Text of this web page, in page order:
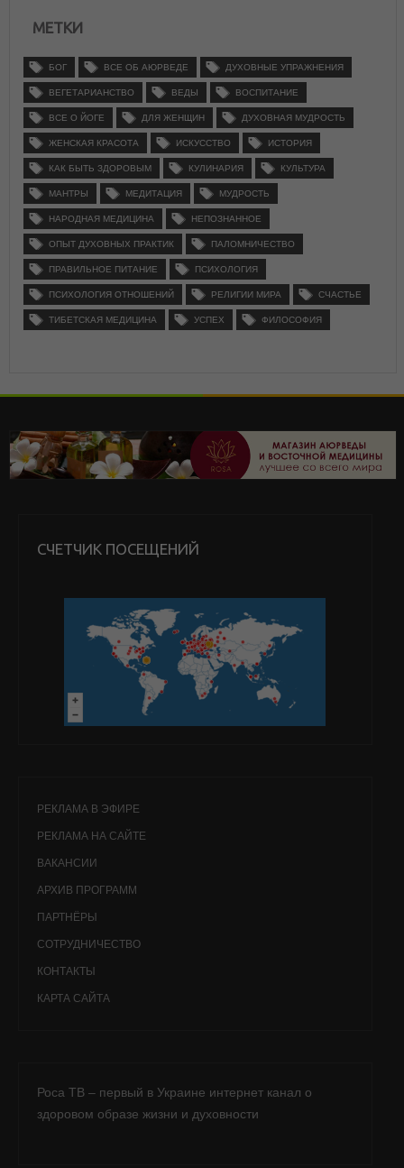
МЕТКИ
БОГ ВСЕ ОБ АЮРВЕДЕ ДУХОВНЫЕ УПРАЖНЕНИЯ
ВЕГЕТАРИАНСТВО ВЕДЫ ВОСПИТАНИЕ
ВСЕ О ЙОГЕ ДЛЯ ЖЕНЩИН ДУХОВНАЯ МУДРОСТЬ
ЖЕНСКАЯ КРАСОТА ИСКУССТВО ИСТОРИЯ
КАК БЫТЬ ЗДОРОВЫМ КУЛИНАРИЯ КУЛЬТУРА
МАНТРЫ МЕДИТАЦИЯ МУДРОСТЬ
НАРОДНАЯ МЕДИЦИНА НЕПОЗНАННОЕ
ОПЫТ ДУХОВНЫХ ПРАКТИК ПАЛОМНИЧЕСТВО
ПРАВИЛЬНОЕ ПИТАНИЕ ПСИХОЛОГИЯ
ПСИХОЛОГИЯ ОТНОШЕНИЙ РЕЛИГИИ МИРА СЧАСТЬЕ
ТИБЕТСКАЯ МЕДИЦИНА УСПЕХ ФИЛОСОФИЯ
СЧЕТЧИК ПОСЕЩЕНИЙ
РЕКЛАМА В ЭФИРЕ
РЕКЛАМА НА САЙТЕ
ВАКАНСИИ
АРХИВ ПРОГРАММ
ПАРТНЁРЫ
СОТРУДНИЧЕСТВО
КОНТАКТЫ
КАРТА САЙТА
Роса ТВ – первый в Украине интернет канал о
здоровом образе жизни и духовности